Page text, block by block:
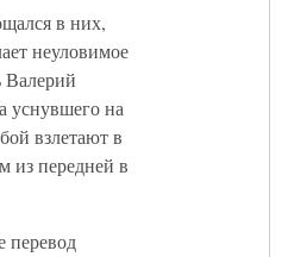
в них,
неуловимое
Валерий
уснувшего на
взлетают в
из передней в
перевод